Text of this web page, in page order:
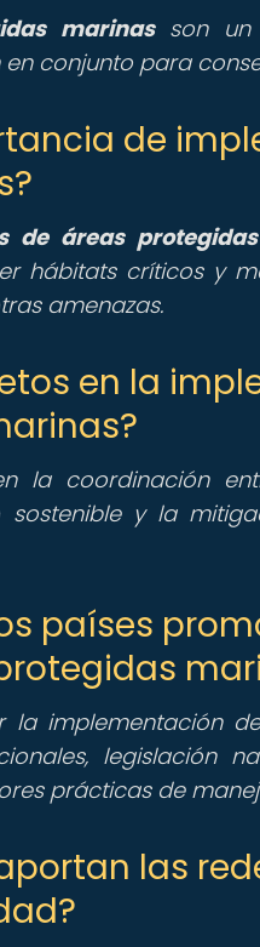
marinasson un
conjunto para
de
de áreas
hábitats críticos y
amenazas.
en la
la coordinación
sostenible y la
países
la implementación
legislación
prácticas de
las